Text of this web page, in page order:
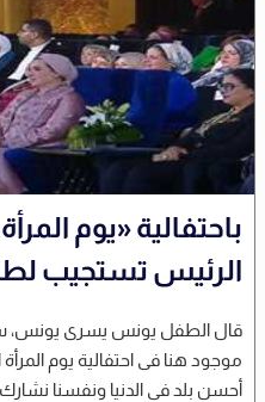
باحتفالية «يوم
الرئيس تستجيب
قال الطفل يونس يسرى يونس،
موجود هنا فى احتفالية يوم
أحسن بلد فى الدنيا ونفسنا نشارك